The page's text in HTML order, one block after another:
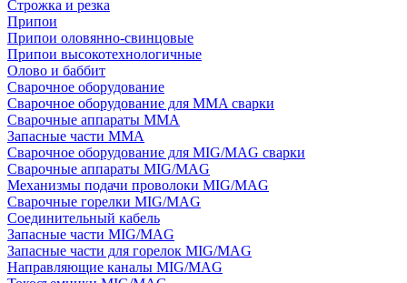
Строжка и резка
Припои
Припои оловянно-свинцовые
Припои высокотехнологичные
Олово и баббит
Сварочное оборудование
Сварочное оборудование для MMA сварки
Сварочные аппараты MMA
Запасные части MMA
Сварочное оборудование для MIG/MAG сварки
Сварочные аппараты MIG/MAG
Механизмы подачи проволоки MIG/MAG
Сварочные горелки MIG/MAG
Соединительный кабель
Запасные части MIG/MAG
Запасные части для горелок MIG/MAG
Направляющие каналы MIG/MAG